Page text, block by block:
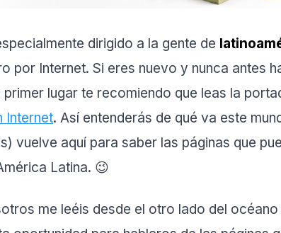
dirigido a la gente de
por Internet. Si eres nuevo y nunca antes
lugar te recomiendo que leas la
Internet. Así entenderás de qué va este
vuelve aquí para saber las páginas que
Latina. 😉
me leéis desde el otro lado del